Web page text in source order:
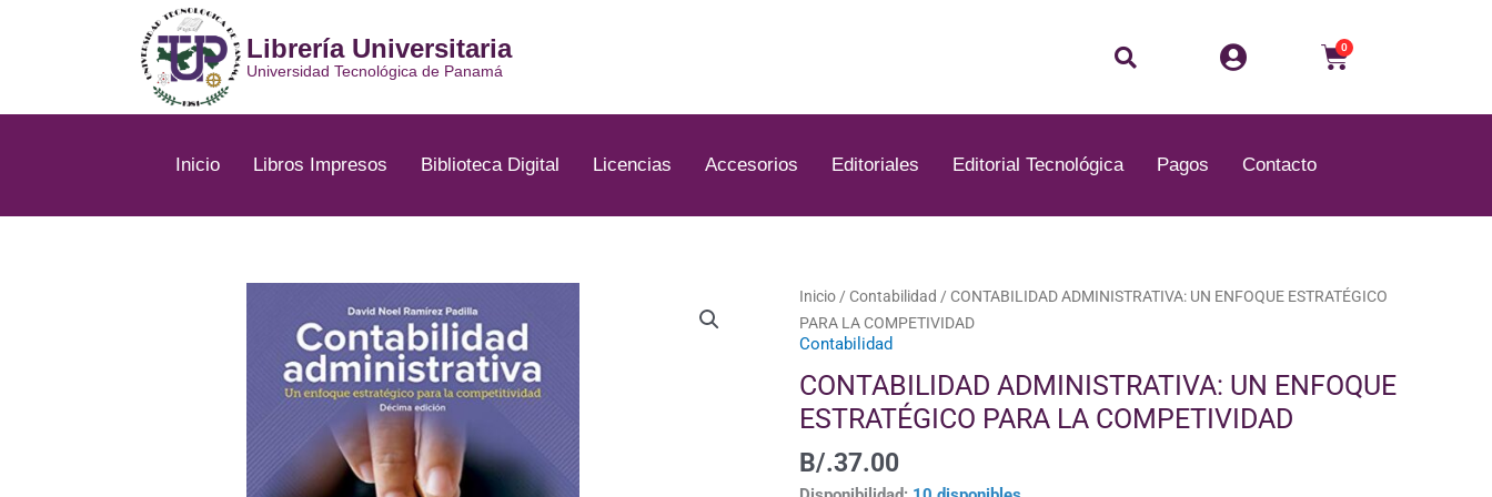
Librería Universitaria
Universidad Tecnológica de Panamá Buscar 0
Carrito
Inicio Libros Impresos Biblioteca Digital Licencias Accesorios Editoriales Editorial Tecnológica Pagos Contacto
Inicio / Contabilidad / CONTABILIDAD ADMINISTRATIVA: UN ENFOQUE ESTRATÉGICO
PARA LA COMPETIVIDAD
Contabilidad
CONTABILIDAD ADMINISTRATIVA: UN ENFOQUE
ESTRATÉGICO PARA LA COMPETIVIDAD
B/.37.00
CONTABILIDAD
ADMINISTRATIVA:
UN
ENFOQUE
ESTRATÉGICO
PARA
LA